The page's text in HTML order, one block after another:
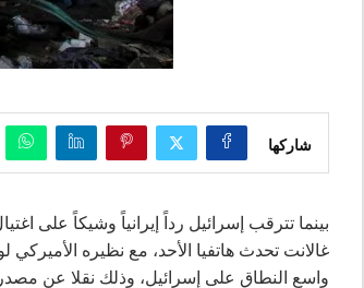
شاركها
بينما تترقب إسرائيل رداً إيرانياً وشيكاً
غالانت تحدث هاتفيا الأحد، مع نظيره
واسع النطاق على إسرائيل، وذلك نقلا عن